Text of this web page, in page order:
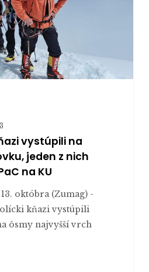
vystúpili na
jeden z nich
na KU
októbra (Zumag) -
kňazi vystúpili
ôsmy najvyšší vrch